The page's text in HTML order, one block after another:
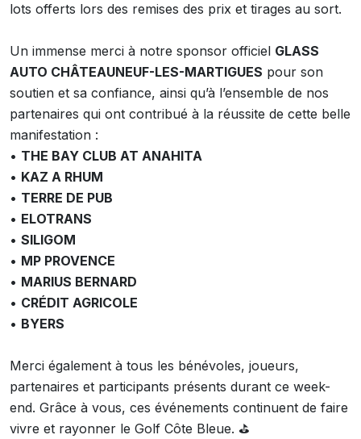
lots offerts lors des remises des prix et tirages au sort.
Un immense merci à notre sponsor officiel GLASS
AUTO CHÂTEAUNEUF-LES-MARTIGUES pour son
soutien et sa confiance, ainsi qu’à l’ensemble de nos
partenaires qui ont contribué à la réussite de cette belle
manifestation :
• THE BAY CLUB AT ANAHITA
• KAZ A RHUM
• TERRE DE PUB
• ELOTRANS
• SILIGOM
• MP PROVENCE
• MARIUS BERNARD
• CRÉDIT AGRICOLE
• BYERS
Merci également à tous les bénévoles, joueurs,
partenaires et participants présents durant ce week-
end. Grâce à vous, ces événements continuent de faire
vivre et rayonner le Golf Côte Bleue. ⛳